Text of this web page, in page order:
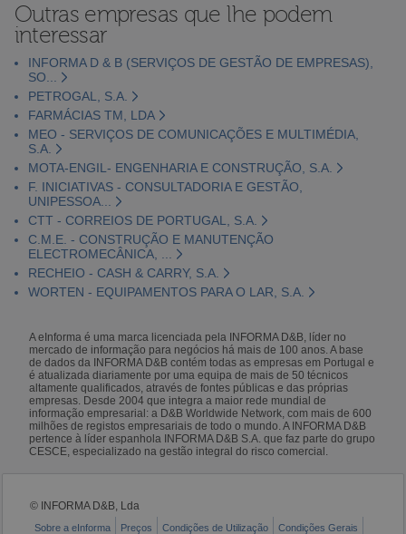
Outras empresas que lhe podem
interessar
INFORMA D & B (SERVIÇOS DE GESTÃO DE EMPRESAS),
SO...
PETROGAL, S.A.
FARMÁCIAS TM, LDA
MEO - SERVIÇOS DE COMUNICAÇÕES E MULTIMÉDIA,
S.A.
MOTA-ENGIL- ENGENHARIA E CONSTRUÇÃO, S.A.
F. INICIATIVAS - CONSULTADORIA E GESTÃO,
UNIPESSOA...
CTT - CORREIOS DE PORTUGAL, S.A.
C.M.E. - CONSTRUÇÃO E MANUTENÇÃO
ELECTROMECÂNICA, ...
RECHEIO - CASH & CARRY, S.A.
WORTEN - EQUIPAMENTOS PARA O LAR, S.A.
A eInforma é uma marca licenciada pela INFORMA D&B, líder no
mercado de informação para negócios há mais de 100 anos. A base
de dados da INFORMA D&B contém todas as empresas em Portugal e
é atualizada diariamente por uma equipa de mais de 50 técnicos
altamente qualificados, através de fontes públicas e das próprias
empresas. Desde 2004 que integra a maior rede mundial de
informação empresarial: a D&B Worldwide Network, com mais de 600
milhões de registos empresariais de todo o mundo. A INFORMA D&B
pertence à líder espanhola INFORMA D&B S.A. que faz parte do grupo
CESCE, especializado na gestão integral do risco comercial.
© INFORMA D&B, Lda
Sobre a eInforma Preços Condições de Utilização Condições Gerais